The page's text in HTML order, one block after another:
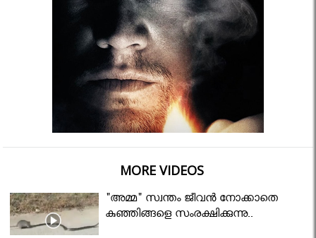
MORE VIDEOS
"അമ്മ" സ്വന്തം ജീവൻ നോക്കാതെ
കുഞ്ഞിങ്ങളെ സംരക്ഷിക്കുന്നു..